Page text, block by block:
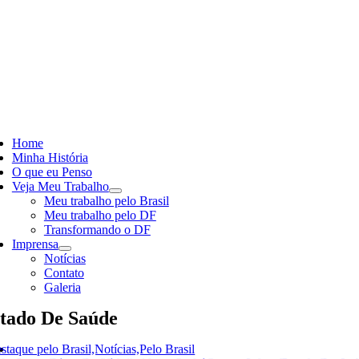
Home
Minha História
O que eu Penso
Veja Meu Trabalho
Meu trabalho pelo Brasil
Meu trabalho pelo DF
Transformando o DF
Imprensa
Notícias
Contato
Galeria
De Saúde
pelo Brasil,Notícias,Pelo Brasil